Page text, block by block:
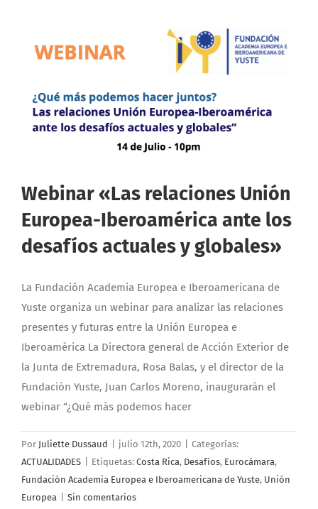
Webinar «Las relaciones Unión
Europea-Iberoamérica ante los
desafíos actuales y globales»
La Fundación Academia Europea e Iberoamericana de
Yuste organiza un webinar para analizar las relaciones
presentes y futuras entre la Unión Europea e
Iberoamérica La Directora general de Acción Exterior de
la Junta de Extremadura, Rosa Balas, y el director de la
Fundación Yuste, Juan Carlos Moreno, inaugurarán el
webinar “¿Qué más podemos hacer
Por Juliette Dussaud julio 12th, 2020
Categorías:
ACTUALIDADES
Etiquetas: Costa Rica, Desafíos, Eurocámara,
Fundación Academia Europea e Iberoamericana de Yuste, Unión
Europea
Sin comentarios